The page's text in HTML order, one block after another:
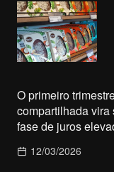
O primeiro
compartilhada
fase de juros
12/03/2026